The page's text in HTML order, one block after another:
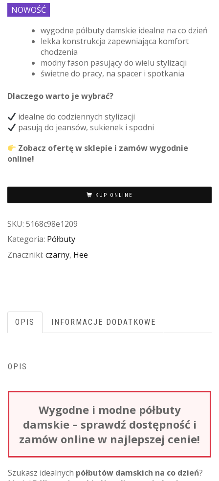
NOWOŚĆ
wygodne półbuty damskie idealne na co dzień
lekka konstrukcja zapewniająca komfort
chodzenia
modny fason pasujący do wielu stylizacji
świetne do pracy, na spacer i spotkania
Dlaczego warto je wybrać?
idealne do codziennych stylizacji
pasują do jeansów, sukienek i spodni
Zobacz ofertę w sklepie i zamów wygodnie
online!
KUP ONLINE
SKU: 5168c98e1209
Kategoria: Półbuty
Znaczniki: czarny, Hee
OPIS INFORMACJE DODATKOWE
OPIS
Wygodne i modne półbuty
damskie – sprawdź dostępność i
zamów online w najlepszej cenie!
Szukasz idealnych półbutów damskich na co dzień?